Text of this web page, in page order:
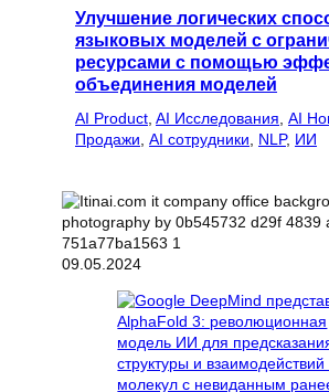
Улучшение логических
языковых моделей с
ресурсами с помощью
объединения моделей
AI Product AI Исследования AI
Продажи AI сотрудники NLP, ИИ
09.05.2024